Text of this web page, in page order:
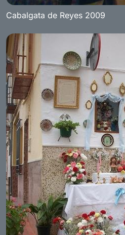
Cabalgata de Reyes 2009